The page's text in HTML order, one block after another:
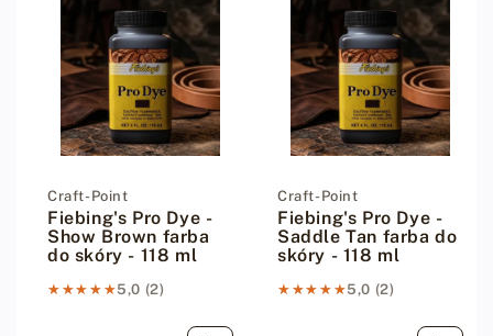
Dostawca:
Craft-Point
Fiebing's Pro Dye -
Show Brown farba
do skóry - 118 ml
★★★★★
★★★★★5,0 (2)
Dostawca:
Craft-Point
Fiebing's Pro Dye -
Saddle Tan farba do
skóry - 118 ml
★★★★★
★★★★★5,0 (2)